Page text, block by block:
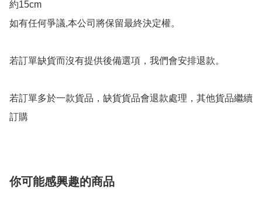
約15cm
如有任何爭議,本公司將保留最終決定權。
若訂單缺貨而沒有提供後備選項，我們會安排退款。
若訂單多於一款貨品，缺貨貨品會退款處理，其他貨品繼續
你可能感興趣的商品